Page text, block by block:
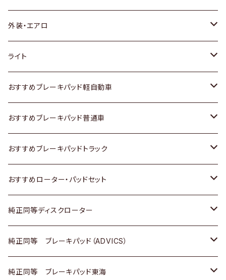
トヨタ
ホンダ
スズキ
日産
いすゞ
ダイハツ
マツダ
三菱
スバル
外装・エアロ
トヨタ
ホンダ
スズキ
日産
いすゞ
ダイハツ
マツダ
三菱
ライト
トヨタ
スズキ
日産
いすゞ
ダイハツ
三菱
日野
おすすめブレーキパッド軽自動車
トヨタ
ホンダ
スズキ
日産
ダイハツ
マツダ
おすすめブレーキパッド普通車
トヨタ
ホンダ
スズキ
日産
いすゞ
おすすめブレーキパッドトラック
トヨタ
日産
いすゞ
ダイハツ
おすすめローター・パッドセット
トヨタ
ホンダ
スズキ
純正同等ディスクローター
トヨタ
ホンダ
純正同等 ブレーキパッド（ADVICS）
トヨタ
純正同等 ブレーキパッド東海